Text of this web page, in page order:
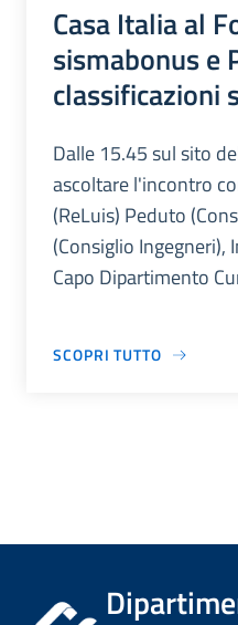
Casa Italia al
sismabonus e
classificazioni
Dalle 15.45 sul sito
ascoltare l'incontro
(ReLuis) Peduto
(Consiglio Ingegneri),
Capo Dipartimento
SCOPRI TUTTO